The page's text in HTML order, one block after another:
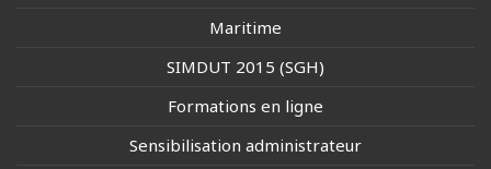
Maritime
SIMDUT 2015 (SGH)
Formations en ligne
Sensibilisation administrateur